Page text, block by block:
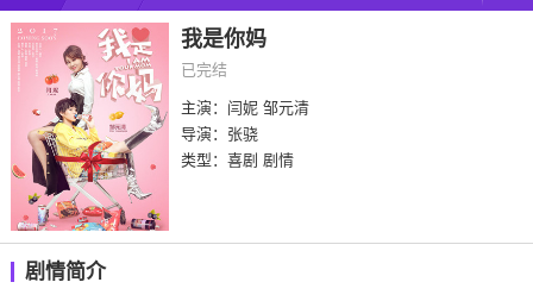
我是你妈
已完结
主演：闫妮 邹元清
导演：张骁
类型：喜剧 剧情
剧情简介